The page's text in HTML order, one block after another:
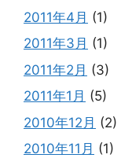
2011年4月 (1)
2011年3月 (1)
2011年2月 (3)
2011年1月 (5)
2010年12月 (2)
2010年11月 (1)